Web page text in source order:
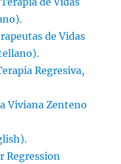
de Vidas
Regresiva,
Viviana Zenteno
Regression